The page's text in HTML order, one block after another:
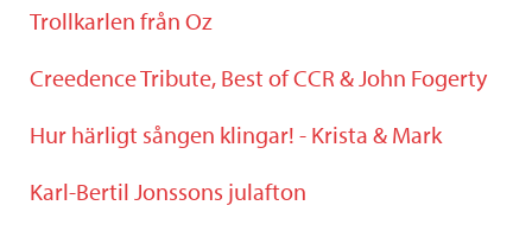
Trollkarlen från Oz
Creedence Tribute, Best of CCR & John Fogerty
Hur härligt sången klingar! - Krista & Mark
Karl-Bertil Jonssons julafton